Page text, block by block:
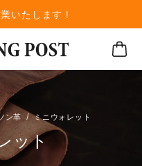
いたします！
ン革 ミニウォレット
ット